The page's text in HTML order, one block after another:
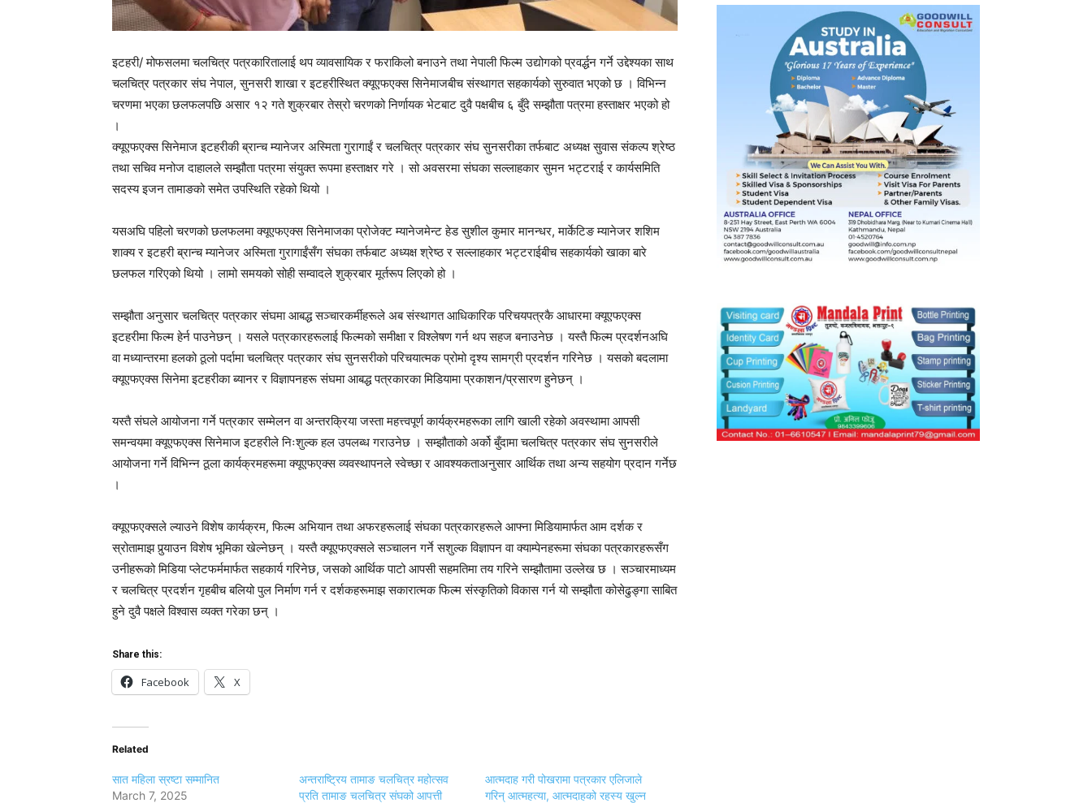
इटहरी/ मोफसलमा चलचित्र पत्रकारितालाई थप व्यावसायिक र फराकिलो बनाउने तथा नेपाली फिल्म उद्योगको प्रवर्द्धन गर्ने उद्देश्यका साथ
चलचित्र पत्रकार संघ नेपाल, सुनसरी शाखा र इटहरीस्थित क्यूएफएक्स सिनेमाजबीच संस्थागत सहकार्यको सुरुवात भएको छ । विभिन्न
चरणमा भएका छलफलपछि असार १२ गते शुक्रबार तेस्रो चरणको निर्णायक भेटबाट दुवै पक्षबीच ६ बुँदे सम्झौता पत्रमा हस्ताक्षर भएको हो
।
क्यूएफएक्स सिनेमाज इटहरीकी ब्रान्च म्यानेजर अस्मिता गुरागाईं र चलचित्र पत्रकार संघ सुनसरीका तर्फबाट अध्यक्ष सुवास संकल्प श्रेष्ठ
तथा सचिव मनोज दाहालले सम्झौता पत्रमा संयुक्त रूपमा हस्ताक्षर गरे । सो अवसरमा संघका सल्लाहकार सुमन भट्टराई र कार्यसमिति
सदस्य इजन तामाङको समेत उपस्थिति रहेको थियो ।
यसअघि पहिलो चरणको छलफलमा क्यूएफएक्स सिनेमाजका प्रोजेक्ट म्यानेजमेन्ट हेड सुशील कुमार मानन्धर, मार्केटिङ म्यानेजर शशिम
शाक्य र इटहरी ब्रान्च म्यानेजर अस्मिता गुरागाईंसँग संघका तर्फबाट अध्यक्ष श्रेष्ठ र सल्लाहकार भट्टराईबीच सहकार्यको खाका बारे
छलफल गरिएको थियो । लामो समयको सोही सम्वादले शुक्रबार मूर्तरूप लिएको हो ।
सम्झौता अनुसार चलचित्र पत्रकार संघमा आबद्ध सञ्चारकर्मीहरूले अब संस्थागत आधिकारिक परिचयपत्रकै आधारमा क्यूएफएक्स
इटहरीमा फिल्म हेर्न पाउनेछन् । यसले पत्रकारहरूलाई फिल्मको समीक्षा र विश्लेषण गर्न थप सहज बनाउनेछ । यस्तै फिल्म प्रदर्शनअघि
वा मध्यान्तरमा हलको ठूलो पर्दामा चलचित्र पत्रकार संघ सुनसरीको परिचयात्मक प्रोमो दृश्य सामग्री प्रदर्शन गरिनेछ । यसको बदलामा
क्यूएफएक्स सिनेमा इटहरीका ब्यानर र विज्ञापनहरू संघमा आबद्ध पत्रकारका मिडियामा प्रकाशन/प्रसारण हुनेछन् ।
यस्तै संघले आयोजना गर्ने पत्रकार सम्मेलन वा अन्तरक्रिया जस्ता महत्त्वपूर्ण कार्यक्रमहरूका लागि खाली रहेको अवस्थामा आपसी
समन्वयमा क्यूएफएक्स सिनेमाज इटहरीले निःशुल्क हल उपलब्ध गराउनेछ । सम्झौताको अर्को बुँदामा चलचित्र पत्रकार संघ सुनसरीले
आयोजना गर्ने विभिन्न ठूला कार्यक्रमहरूमा क्यूएफएक्स व्यवस्थापनले स्वेच्छा र आवश्यकताअनुसार आर्थिक तथा अन्य सहयोग प्रदान गर्नेछ
।
क्यूएफएक्सले ल्याउने विशेष कार्यक्रम, फिल्म अभियान तथा अफरहरूलाई संघका पत्रकारहरूले आफ्ना मिडियामार्फत आम दर्शक र
स्रोतामाझ पुर्‍याउन विशेष भूमिका खेल्नेछन् । यस्तै क्यूएफएक्सले सञ्चालन गर्ने सशुल्क विज्ञापन वा क्याम्पेनहरूमा संघका पत्रकारहरूसँग
उनीहरूको मिडिया प्लेटफर्ममार्फत सहकार्य गरिनेछ, जसको आर्थिक पाटो आपसी सहमतिमा तय गरिने सम्झौतामा उल्लेख छ । सञ्चारमाध्यम
र चलचित्र प्रदर्शन गृहबीच बलियो पुल निर्माण गर्न र दर्शकहरूमाझ सकारात्मक फिल्म संस्कृतिको विकास गर्न यो सम्झौता कोसेढुङ्गा साबित
हुने दुवै पक्षले विश्वास व्यक्त गरेका छन् ।
Share this:
Facebook X
Related
सात महिला स्रष्टा सम्मानित
March 7, 2025
अन्तराष्ट्रिय तामाङ चलचित्र महोत्सव
प्रति तामाङ चलचित्र संघको आपत्ती
आत्मदाह गरी पोखरामा पत्रकार एलिजाले
गरिन् आत्महत्या, आत्मदाहको रहस्य खुल्न